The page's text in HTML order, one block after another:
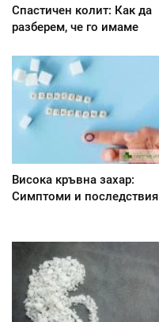
Спастичен колит: Как да
разберем, че го имаме
Висока кръвна захар:
Симптоми и последствия